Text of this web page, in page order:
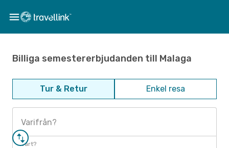
Billiga semestererbjudanden till Malaga
Tur & Retur Enkel resa
Varifrån?
Vart?